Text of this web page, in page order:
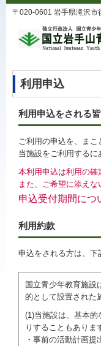
〒020-0601 岩手県滝沢
利用申込
利用申込をされる
ご利用の申込を、まこ
当施設をご利用する
本利用申込は利用の
また、ご希望に添え
申込受付期間につ
利用約款
申込をされる方は、
国立青少年教育施設
的として設置された
(1)当施設は、基本
りすることもありま
・事前の活動計画提